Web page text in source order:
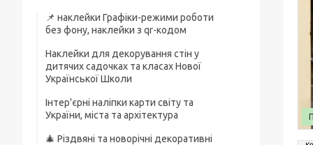
📌 наклейки Графіки-режими роботи
без фону, наклейки з qr-кодом
Наклейки для декорування стін у
дитячих садочках та класах Нової
Української Школи
Інтер'єрні наліпки карти світу та
України, міста та архітектура
🎄 Різдвяні та новорічні декоративні